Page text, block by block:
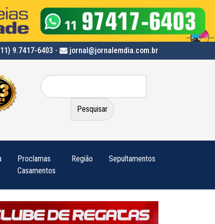
9.7417-6403 - jornal@jornalemdia.com.br
Pesquisar
por:
Proclamas
Casamentos
Região Sepultamentos